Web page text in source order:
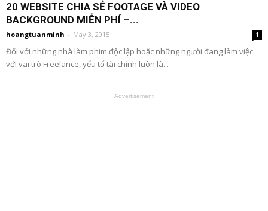
20 WEBSITE CHIA SẺ FOOTAGE VÀ VIDEO
BACKGROUND MIỄN PHÍ –...
hoangtuanminh - May 3, 2015 1
Đối với những nhà làm phim độc lập hoặc những người đang làm việc
với vai trò Freelance, yếu tố tài chính luôn là...
Advertisement